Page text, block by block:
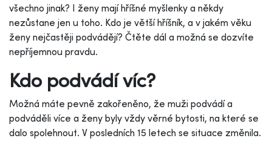
všechno jinak? I ženy mají hříšné myšlenky a někdy
nezůstane jen u toho. Kdo je větší hříšník, a v jakém věku
ženy nejčastěji podvádějí? Čtěte dál a možná se dozvíte
nepříjemnou pravdu.
Kdo podvádí víc?
Možná máte pevně zakořeněno, že muži podvádí a
podváděli více a ženy byly vždy věrné bytosti, na které se
dalo spolehnout. V posledních 15 letech se situace změnila.